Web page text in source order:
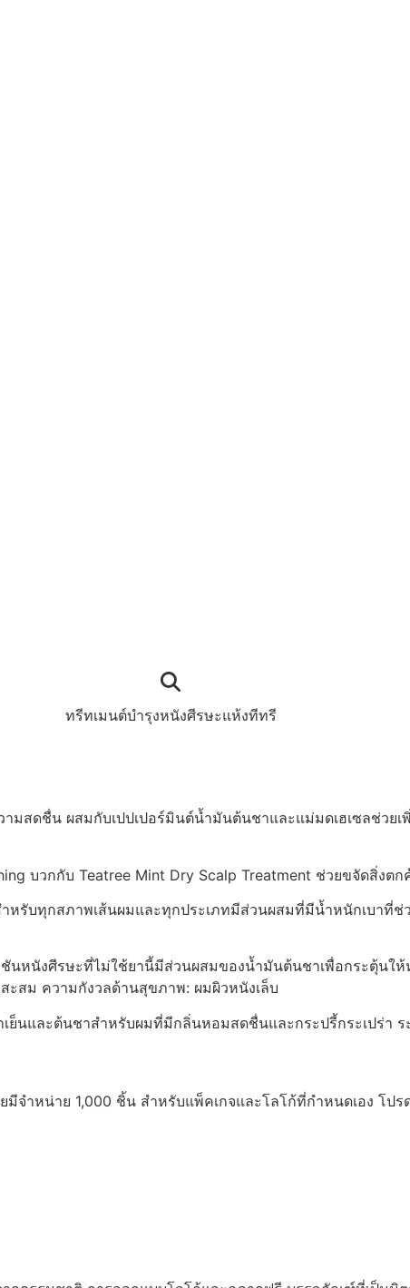
ทรีทเมนต์บำรุงหนังศีรษะแห้งทีทรี
สดชื่น ผสมกับเปปเปอร์มินต์น้ำมันต้นชาและแม่มดเฮเซลช่วย
บวกกับ Teatree Mint Dry Scalp Treatment ช่วยขจัดสิ่งต
หรับทุกสภาพเส้นผมและทุกประเภทมีส่วนผสมที่มีน้ำหนักเบา
นหนังศีรษะที่ไม่ใช้ยานี้มีส่วนผสมของน้ำมันต้นชาเพื่อกระตุ้นใ
สม ความกังวลด้านสุขภาพ: ผมผิวหนังเล็บ
นและต้นชาสำหรับผมที่มีกลิ่นหอมสดชื่นและกระปรี้กระเปร่า ร
ำหน่าย 1,000 ชิ้น สำหรับแพ็คเกจและโลโก้ที่กำหนดเอง โปร